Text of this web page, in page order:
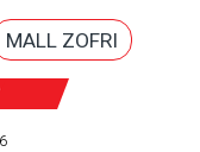
MALL ZOFRI